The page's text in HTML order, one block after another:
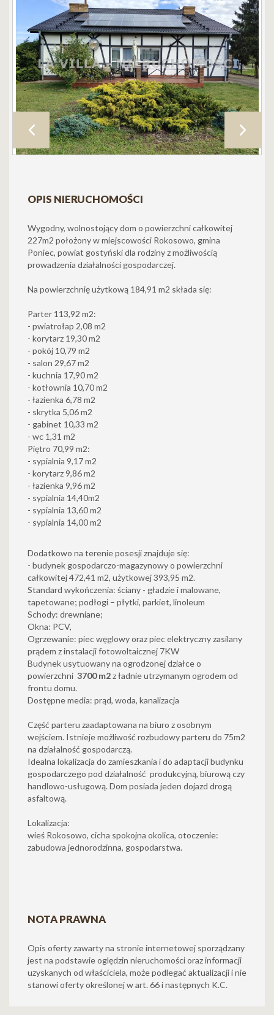
OPIS NIERUCHOMOŚCI
Wygodny, wolnostojący dom o powierzchni całkowitej
227m2 położony w miejscowości Rokosowo, gmina
Poniec, powiat gostyński dla rodziny z możliwością
prowadzenia działalności gospodarczej.
Na powierzchnię użytkową 184,91 m2 składa się:
Parter 113,92 m2:
- pwiatrołap 2,08 m2
- korytarz 19,30 m2
- pokój 10,79 m2
- salon 29,67 m2
- kuchnia 17,90 m2
- kotłownia 10,70 m2
- łazienka 6,78 m2
- skrytka 5,06 m2
- gabinet 10,33 m2
- wc 1,31 m2
Piętro 70,99 m2:
- sypialnia 9,17 m2
- korytarz 9,86 m2
- łazienka 9,96 m2
- sypialnia 14,40m2
- sypialnia 13,60 m2
- sypialnia 14,00 m2
Dodatkowo na terenie posesji znajduje się:
- budynek gospodarczo-magazynowy o powierzchni
całkowitej 472,41 m2, użytkowej 393,95 m2.
Standard wykończenia: ściany - gładzie i malowane,
tapetowane; podłogi – płytki, parkiet, linoleum
Schody: drewniane;
Okna: PCV,
Ogrzewanie: piec węglowy oraz piec elektryczny zasilany
prądem z instalacji fotowoltaicznej 7KW
Budynek usytuowany na ogrodzonej działce o
powierzchni 3700 m2z ładnie utrzymanym ogrodem od
frontu domu.
Dostępne media: prąd, woda, kanalizacja
Część parteru zaadaptowana na biuro z osobnym
wejściem. Istnieje możliwość rozbudowy parteru do 75m2
na działalność gospodarczą.
Idealna lokalizacja do zamieszkania i do adaptacji budynku
gospodarczego pod działalność produkcyjną, biurową czy
handlowo-usługową. Dom posiada jeden dojazd drogą
asfaltową.
Lokalizacja:
wieś Rokosowo, cicha spokojna okolica, otoczenie:
zabudowa jednorodzinna, gospodarstwa.
NOTA PRAWNA
Opis oferty zawarty na stronie internetowej sporządzany
jest na podstawie oględzin nieruchomości oraz informacji
uzyskanych od właściciela, może podlegać aktualizacji i nie
stanowi oferty określonej w art. 66 i następnych K.C.